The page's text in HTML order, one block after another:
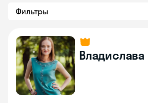
Фильтры
Владислава